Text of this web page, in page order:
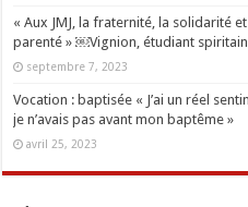
« Aux JMJ, la fraternité, la solidarité
parenté » ￼Vignion, étudiant spiritain
septembre 7, 2023
Vocation : baptisée « J’ai un réel
je n’avais pas avant mon baptême »
avril 25, 2023